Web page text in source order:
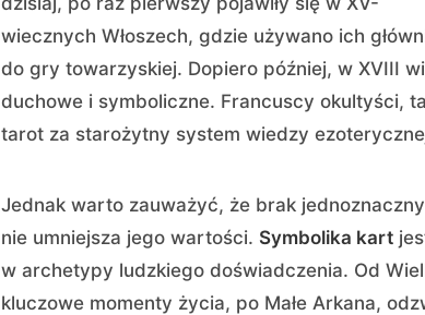
wiecznych Włoszech, gdzie używano ich
do gry towarzyskiej. Dopiero później, w XVIII
duchowe i symboliczne. Francuscy okultyści,
tarot za starożytny system wiedzy
Jednak warto zauważyć, że brak
nie umniejsza jego wartości. Symbolika kart
w archetypy ludzkiego doświadczenia. Od
kluczowe momenty życia, po Małe Arkana,